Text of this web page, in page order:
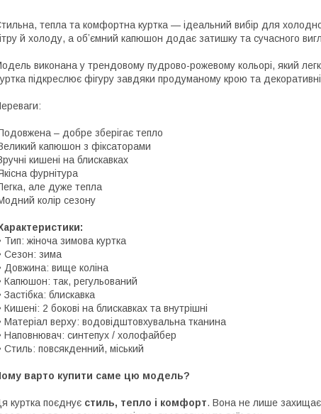
тепла та комфортна куртка — ідеальний вибір для
й холоду, а обʼємний капюшон додає затишку та сучасного
виконана у трендовому пудрово-рожевому кольорі, який
підкреслює фігуру завдяки продуманому крою та
– добре зберігає тепло
капюшон з фіксаторами
кишені на блискавках
фурнітура
але дуже тепла
колір сезону
Тип: жіноча зимова куртка
Сезон: зима
Довжина: вище коліна
Капюшон: так, регульований
Застібка: блискавка
Кишені: 2 бокові на блискавках та внутрішні
Матеріал верху: водовідштовхувальна тканина
Наповнювач: синтепух / холофайбер
Стиль: повсякденний, міський
варто купити саме цю модель?
куртка поєднує стиль, тепло і комфорт. Вона не лише